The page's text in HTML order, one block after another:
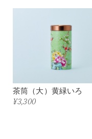
茶筒（大）黄緑いろ
¥3,300